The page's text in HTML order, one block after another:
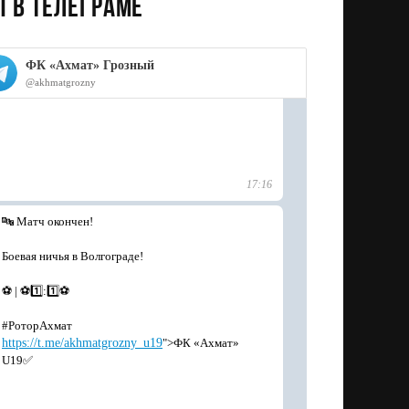
телеграме